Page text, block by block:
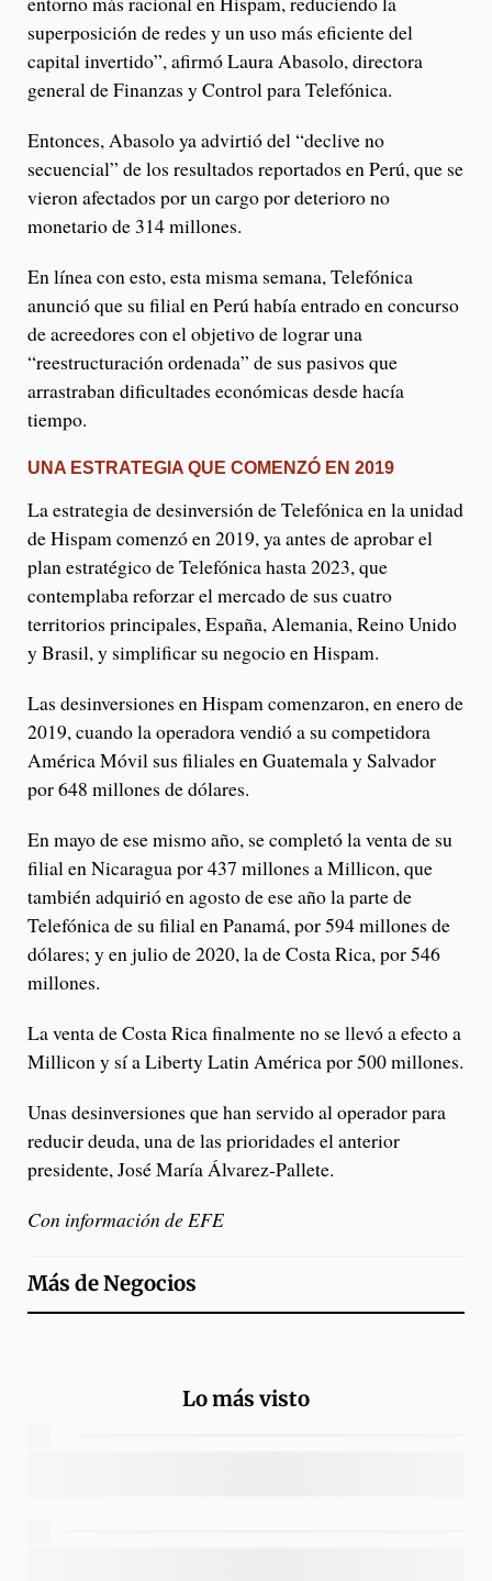
superposición de redes y un uso más eficiente del
capital invertido”, afirmó Laura Abasolo, directora
general de Finanzas y Control para Telefónica.
Entonces, Abasolo ya advirtió del “declive no
secuencial” de los resultados reportados en Perú, que se
vieron afectados por un cargo por deterioro no
monetario de 314 millones.
En línea con esto, esta misma semana, Telefónica
anunció que su filial en Perú había entrado en concurso
de acreedores con el objetivo de lograr una
“reestructuración ordenada” de sus pasivos que
arrastraban dificultades económicas desde hacía
tiempo.
UNA ESTRATEGIA QUE COMENZÓ EN 2019
La estrategia de desinversión de Telefónica en la unidad
de Hispam comenzó en 2019, ya antes de aprobar el
plan estratégico de Telefónica hasta 2023, que
contemplaba reforzar el mercado de sus cuatro
territorios principales, España, Alemania, Reino Unido
y Brasil, y simplificar su negocio en Hispam.
Las desinversiones en Hispam comenzaron, en enero de
2019, cuando la operadora vendió a su competidora
América Móvil sus filiales en Guatemala y Salvador
por 648 millones de dólares.
En mayo de ese mismo año, se completó la venta de su
filial en Nicaragua por 437 millones a Millicon, que
también adquirió en agosto de ese año la parte de
Telefónica de su filial en Panamá, por 594 millones de
dólares; y en julio de 2020, la de Costa Rica, por 546
millones.
La venta de Costa Rica finalmente no se llevó a efecto a
Millicon y sí a Liberty Latin América por 500 millones.
Unas desinversiones que han servido al operador para
reducir deuda, una de las prioridades el anterior
presidente, José María Álvarez-Pallete.
Con información de EFE
Más deNegocios
Lo más visto